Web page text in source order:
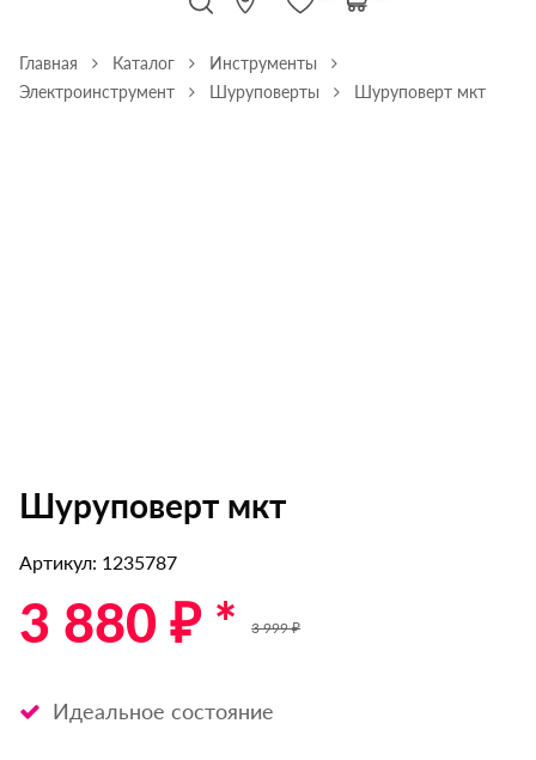
Главная Каталог
Инструменты
Электроинструмент
Шуруповерты Шуруповерт мкт
Шуруповерт мкт
Артикул: 1235787
3 880 ₽ * 3 999 ₽
Идеальное состояние